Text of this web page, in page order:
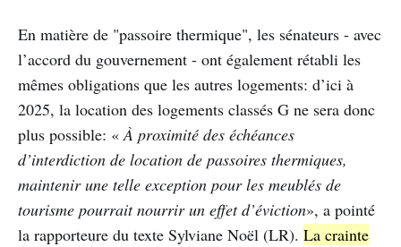
En matière de "passoire thermique", les sénateurs - avec
l’accord du gouvernement - ont également rétabli les
mêmes obligations que les autres logements: d’ici à
2025, la location des logements classés G ne sera donc
plus possible: «À proximité des échéances
d’interdiction de location de passoires thermiques,
maintenir une telle exception pour les meublés de
tourisme pourrait nourrir un effet d’éviction», a pointé
la rapporteure du texte Sylviane Noël (LR). La crainte